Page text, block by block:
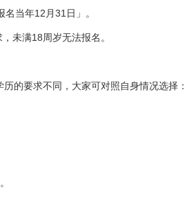
名当年12月31日」。
未满18周岁无法报名。
的要求不同，大家可对照自身情况选择：